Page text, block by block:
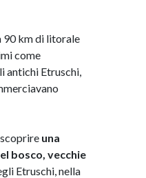
90 km di litorale
come
antichi Etruschi,
una
bosco, vecchie
Etruschi, nella